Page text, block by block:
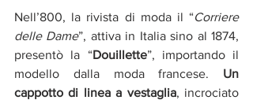
Nell’800, la rivista di moda il “Corriere
delle Dame”, attiva in Italia sino al 1874,
presentò la “Douillette”, importando il
modello dalla moda francese. Un
cappotto di linea a vestaglia, incrociato